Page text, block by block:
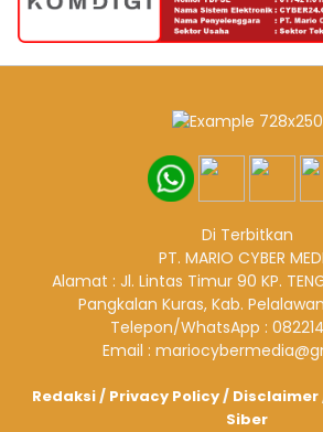
Di Terbitkan
PT. MARIO CYBER
Alamat : Jl. Lintas Timur 90 KP.
Pangkalan Kuras, Kab.
Telepon/WhatsApp :
Email :
Redaksi/ Privacy Policy/ Disclaimer
Siber